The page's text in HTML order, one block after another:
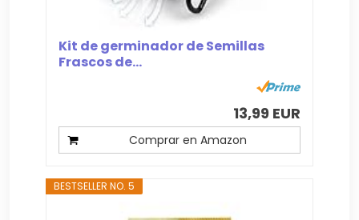
Kit de germinador de Semillas
Frascos de...
13,99 EUR
Comprar en Amazon
BESTSELLER NO. 5